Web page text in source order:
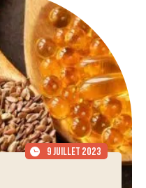
9 JUILLET 2023